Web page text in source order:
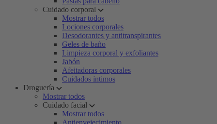
Cuidado corporal
Mostrar todos
Lociones corporales
Desodorantes y antitranspirantes
Geles de baño
Limpieza corporal y exfoliantes
Jabón
Afeitadoras corporales
Cuidados íntimos
Droguería
Mostrar todos
Cuidado facial
Mostrar todos
Antienvejecimiento